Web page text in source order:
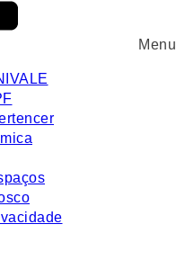
Menu